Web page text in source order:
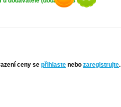
ceny se přihlaste nebo zaregistrujte.